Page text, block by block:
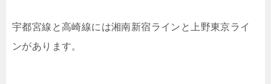
宇都宮線と高崎線には湘南新宿ラインと上野東京ライ
ンがあります。